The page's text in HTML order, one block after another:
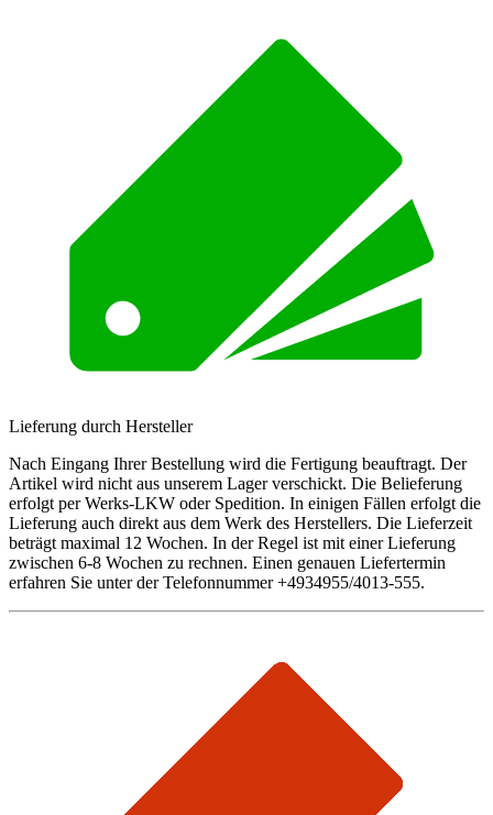
Lieferung durch Hersteller
Nach Eingang Ihrer Bestellung wird die Fertigung beauftragt. Der
Artikel wird nicht aus unserem Lager verschickt. Die Belieferung
erfolgt per Werks-LKW oder Spedition. In einigen Fällen erfolgt die
Lieferung auch direkt aus dem Werk des Herstellers. Die Lieferzeit
beträgt maximal 12 Wochen. In der Regel ist mit einer Lieferung
zwischen 6-8 Wochen zu rechnen. Einen genauen Liefertermin
erfahren Sie unter der Telefonnummer +4934955/4013-555.